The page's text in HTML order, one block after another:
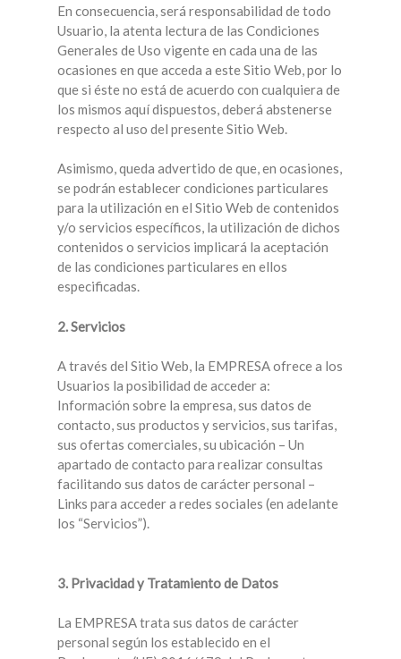
En consecuencia, será responsabilidad de todo
Usuario, la atenta lectura de las Condiciones
Generales de Uso vigente en cada una de las
ocasiones en que acceda a este Sitio Web, por lo
que si éste no está de acuerdo con cualquiera de
los mismos aquí dispuestos, deberá abstenerse
respecto al uso del presente Sitio Web.
Asimismo, queda advertido de que, en ocasiones,
se podrán establecer condiciones particulares
para la utilización en el Sitio Web de contenidos
y/o servicios específicos, la utilización de dichos
contenidos o servicios implicará la aceptación
de las condiciones particulares en ellos
especificadas.
2. Servicios
A través del Sitio Web, la EMPRESA ofrece a los
Usuarios la posibilidad de acceder a:
Información sobre la empresa, sus datos de
contacto, sus productos y servicios, sus tarifas,
sus ofertas comerciales, su ubicación – Un
apartado de contacto para realizar consultas
facilitando sus datos de carácter personal –
Links para acceder a redes sociales (en adelante
los “Servicios”).
3. Privacidad y Tratamiento de Datos
La EMPRESA trata sus datos de carácter
personal según los establecido en el